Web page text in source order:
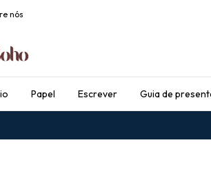
nós
Papel Escrever Guia de